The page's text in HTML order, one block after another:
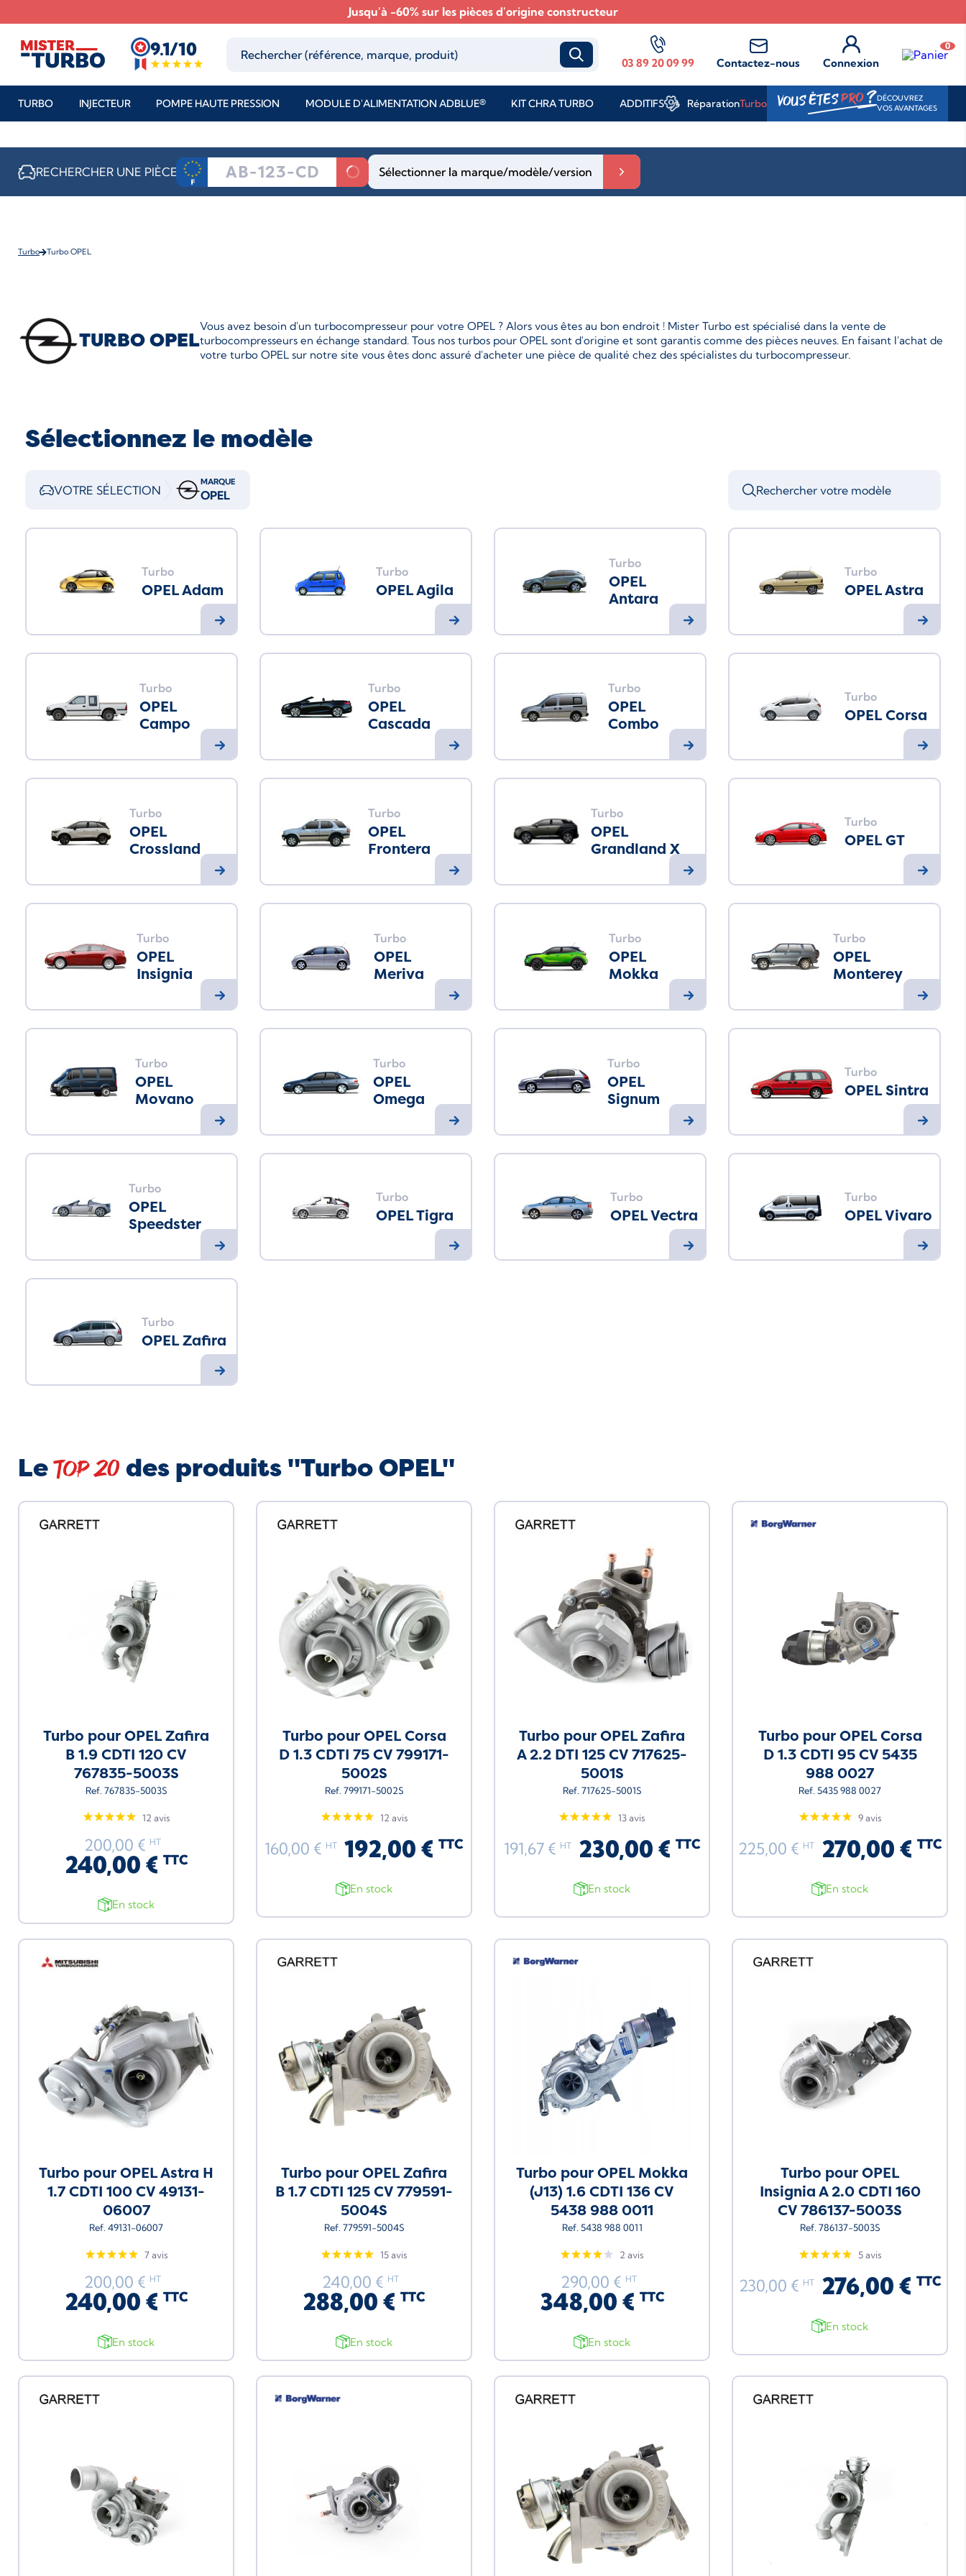
Jusqu'à -60% sur les pièces d'origine constructeur
9.1/10
03 89 20 09 99 Contactez-nous Connexion
0
TURBO INJECTEUR POMPE HAUTE PRESSION MODULE D'ALIMENTATION ADBLUE® KIT CHRA TURBO ADDITIFS RéparationTurbo VOUS ÊTESPRO?DÉCOUVREZ
VOS AVANTAGES
RECHERCHER UNE PIÈCE Sélectionner la marque/modèle/version
Turbo Turbo OPEL
TURBO OPEL
Vous avez besoin d'un turbocompresseur pour votre OPEL ? Alors vous êtes au bon endroit ! Mister Turbo est spécialisé dans la vente de
turbocompresseurs en échange standard. Tous nos turbos pour OPEL sont d'origine et sont garantis comme des pièces neuves. En faisant l'achat de
votre turbo OPEL sur notre site vous êtes donc assuré d'acheter une pièce de qualité chez des spécialistes du turbocompresseur.
Sélectionnez le modèle
VOTRE SÉLECTION
MARQUE
OPEL
Turbo
OPEL Adam
Turbo
OPEL Agila
Turbo
OPEL
Antara
Turbo
OPEL Astra
Turbo
OPEL
Campo
Turbo
OPEL
Cascada
Turbo
OPEL
Combo
Turbo
OPEL Corsa
Turbo
OPEL
Crossland
Turbo
OPEL
Frontera
Turbo
OPEL
Grandland X
Turbo
OPEL GT
Turbo
OPEL
Insignia
Turbo
OPEL
Meriva
Turbo
OPEL
Mokka
Turbo
OPEL
Monterey
Turbo
OPEL
Movano
Turbo
OPEL
Omega
Turbo
OPEL
Signum
Turbo
OPEL Sintra
Turbo
OPEL
Speedster
Turbo
OPEL Tigra
Turbo
OPEL Vectra
Turbo
OPEL Vivaro
Turbo
OPEL Zafira
LeTop 20 des produits "Turbo OPEL"
Turbo pour OPEL Zafira
B 1.9 CDTI 120 CV
767835-5003S
Ref. 767835-5003S
12 avis
200,00 € HT
240,00 € TTC
En stock
Turbo pour OPEL Corsa
D 1.3 CDTI 75 CV 799171-
5002S
Ref. 799171-5002S
12 avis
160,00 € HT 192,00 € TTC
En stock
Turbo pour OPEL Zafira
A 2.2 DTI 125 CV 717625-
5001S
Ref. 717625-5001S
13 avis
191,67 € HT 230,00 € TTC
En stock
Turbo pour OPEL Corsa
D 1.3 CDTI 95 CV 5435
988 0027
Ref. 5435 988 0027
9 avis
225,00 € HT 270,00 € TTC
En stock
Turbo pour OPEL Astra H
1.7 CDTI 100 CV 49131-
06007
Ref. 49131-06007
7 avis
200,00 € HT
240,00 € TTC
En stock
Turbo pour OPEL Zafira
B 1.7 CDTI 125 CV 779591-
5004S
Ref. 779591-5004S
15 avis
240,00 € HT
288,00 € TTC
En stock
Turbo pour OPEL Mokka
(J13) 1.6 CDTI 136 CV
5438 988 0011
Ref. 5438 988 0011
2 avis
290,00 € HT
348,00 € TTC
En stock
Turbo pour OPEL
Insignia A 2.0 CDTI 160
CV 786137-5003S
Ref. 786137-5003S
5 avis
230,00 € HT 276,00 € TTC
En stock